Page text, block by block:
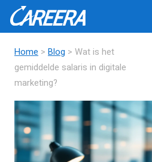
Home > Blog > Wat is het
gemiddelde salaris in digitale
marketing?